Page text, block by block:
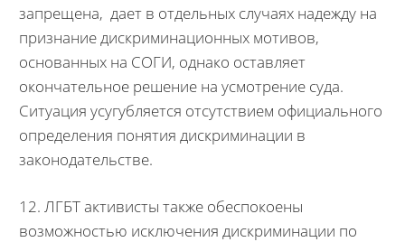
запрещена, дает в отдельных случаях надежду на
признание дискриминационных мотивов,
основанных на СОГИ, однако оставляет
окончательное решение на усмотрение суда.
Ситуация усугубляется отсутствием официального
определения понятия дискриминации в
законодательстве.
12. ЛГБТ активисты также обеспокоены
возможностью исключения дискриминации по